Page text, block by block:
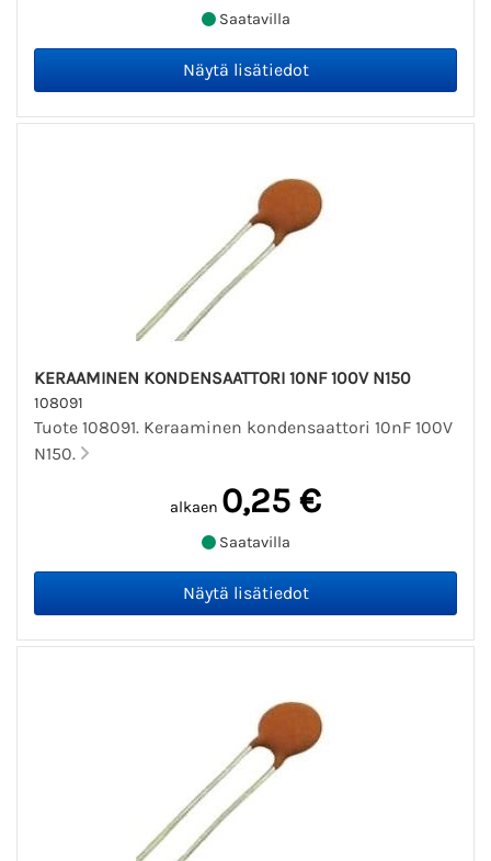
Saatavilla
KERAAMINEN KONDENSAATTORI 10NF 100V N150
108091
Tuote 108091. Keraaminen kondensaattori 10nF 100V
N150.
alkaen 0,25 €
Saatavilla